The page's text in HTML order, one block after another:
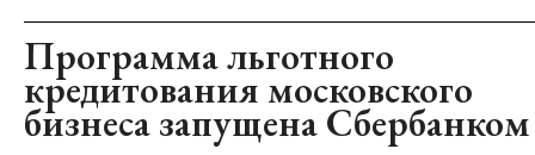
Программа льготного
кредитования московского
бизнеса запущена Сбербанком